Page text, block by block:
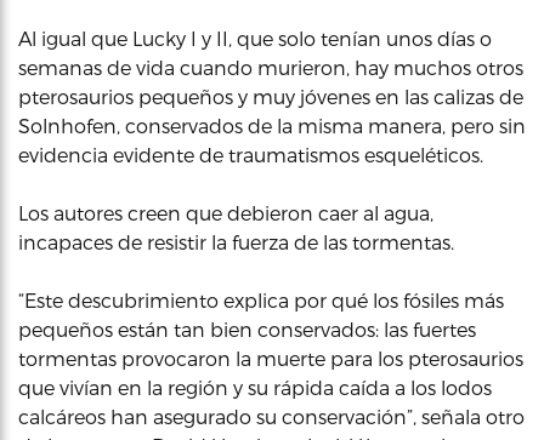
Al igual que Lucky I y II, que solo tenían unos días o
semanas de vida cuando murieron, hay muchos otros
pterosaurios pequeños y muy jóvenes en las calizas de
Solnhofen, conservados de la misma manera, pero sin
evidencia evidente de traumatismos esqueléticos.
Los autores creen que debieron caer al agua,
incapaces de resistir la fuerza de las tormentas.
“Este descubrimiento explica por qué los fósiles más
pequeños están tan bien conservados: las fuertes
tormentas provocaron la muerte para los pterosaurios
que vivían en la región y su rápida caída a los lodos
calcáreos han asegurado su conservación”, señala otro